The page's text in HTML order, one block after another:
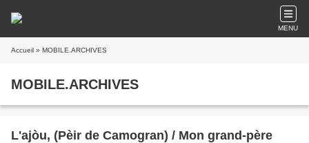
MENU
Accueil » MOBILE.ARCHIVES
MOBILE.ARCHIVES
L'ajòu, (Pèir de Camogran) / Mon grand-père